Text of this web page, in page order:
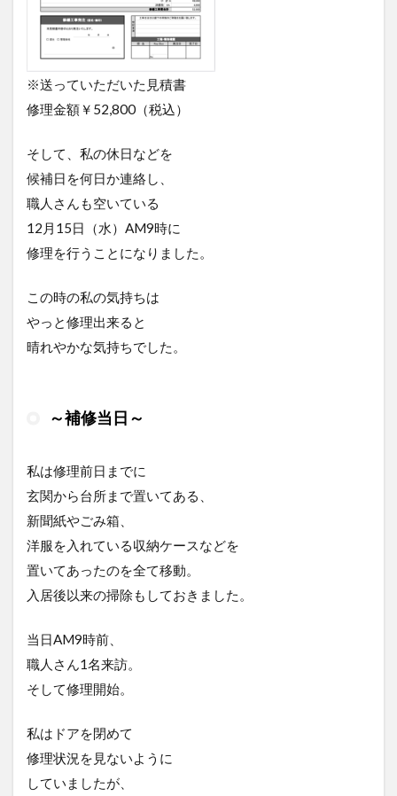
※送っていただいた見積書
修理金額￥52,800（税込）
そして、私の休日などを
候補日を何日か連絡し、
職人さんも空いている
12月15日（水）AM9時に
修理を行うことになりました。
この時の私の気持ちは
やっと修理出来ると
晴れやかな気持ちでした。
～補修当日～
私は修理前日までに
玄関から台所まで置いてある、
新聞紙やごみ箱、
洋服を入れている収納ケースなどを
置いてあったのを全て移動。
入居後以来の掃除もしておきました。
当日AM9時前、
職人さん1名来訪。
そして修理開始。
私はドアを閉めて
修理状況を見ないように
していましたが、